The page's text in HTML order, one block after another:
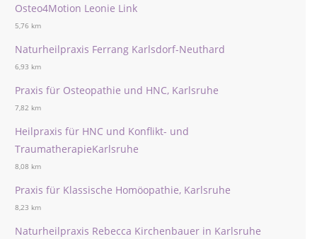
Osteo4Motion Leonie Link
5,76 km
Naturheilpraxis Ferrang Karlsdorf-Neuthard
6,93 km
Praxis für Osteopathie und HNC, Karlsruhe
7,82 km
Heilpraxis für HNC und Konflikt- und
TraumatherapieKarlsruhe
8,08 km
Praxis für Klassische Homöopathie, Karlsruhe
8,23 km
Naturheilpraxis Rebecca Kirchenbauer in Karlsruhe